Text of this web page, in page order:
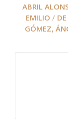
ABRIL
EMILIO /
GÓMEZ,